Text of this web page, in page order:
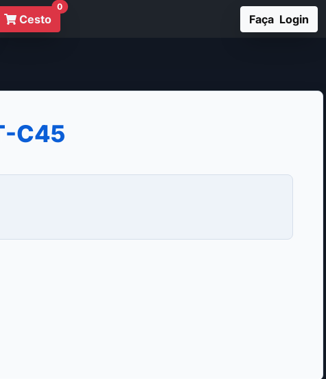
Cesto
0
Faça Login
C45